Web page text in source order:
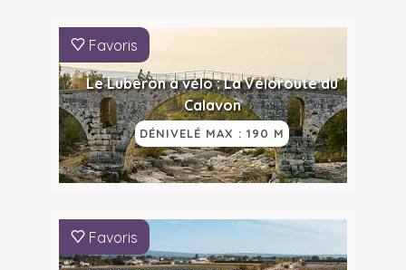
Favoris
Le Luberon à vélo : La Véloroute du
Calavon
DÉNIVELÉ MAX : 190 M
Favoris